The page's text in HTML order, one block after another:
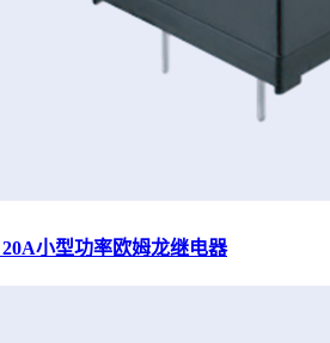
小型功率欧姆龙继电器